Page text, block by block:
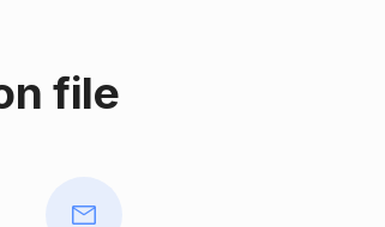
file